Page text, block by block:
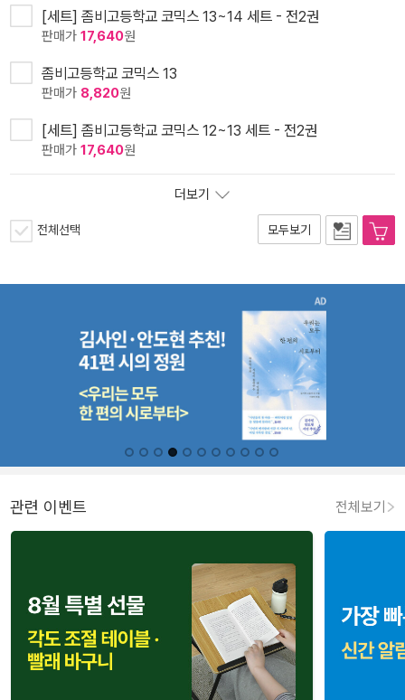
[세트] 좀비고등학교 코믹스 13~14 세트 - 전2권
판매가 17,640원
좀비고등학교 코믹스 13
판매가 8,820원
[세트] 좀비고등학교 코믹스 12~13 세트 - 전2권
판매가 17,640원
더보기
전체선택 모두보기
관련 이벤트 전체보기